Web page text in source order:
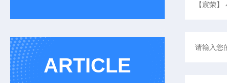
ARTICLE